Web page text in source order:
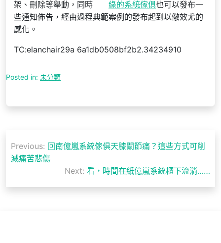
架、刪除等舉動，同時
綠的系統傢俱也可以發布一
些通知佈告，經由過程典範案例的發布起到以儆效尤的
感化。
TC:elanchair29a 6a1db0508bf2b2.34234910
Posted in: 未分類
章
覽
Previous: 回南億嵐系統傢俱天膝關節痛？這些方式可削
減痛苦悲傷
Next: 看，時間在紙億嵐系統櫃下流淌……